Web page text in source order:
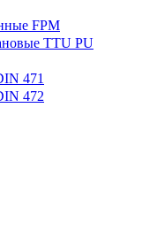
FPM
TTU PU
471
472